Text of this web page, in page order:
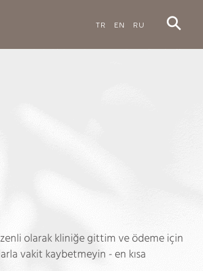
TR EN RU
olarak kliniğe gittim ve ödeme için
vakit kaybetmeyin - en kısa